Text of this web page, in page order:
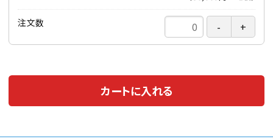
注文数
カートに入れる